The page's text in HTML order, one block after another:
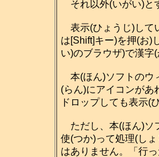
それ以外(いがい)と
表示(ひょうじ)して
は[Shift]キー)を押(お)
い)のブラウザ)で漢
本(ほん)ソフトのウ
(らん)にアイコンがあ
ドロップしても表示(
ただし、本(ほん)ソ
使(つか)って処理(し
はありません。「行